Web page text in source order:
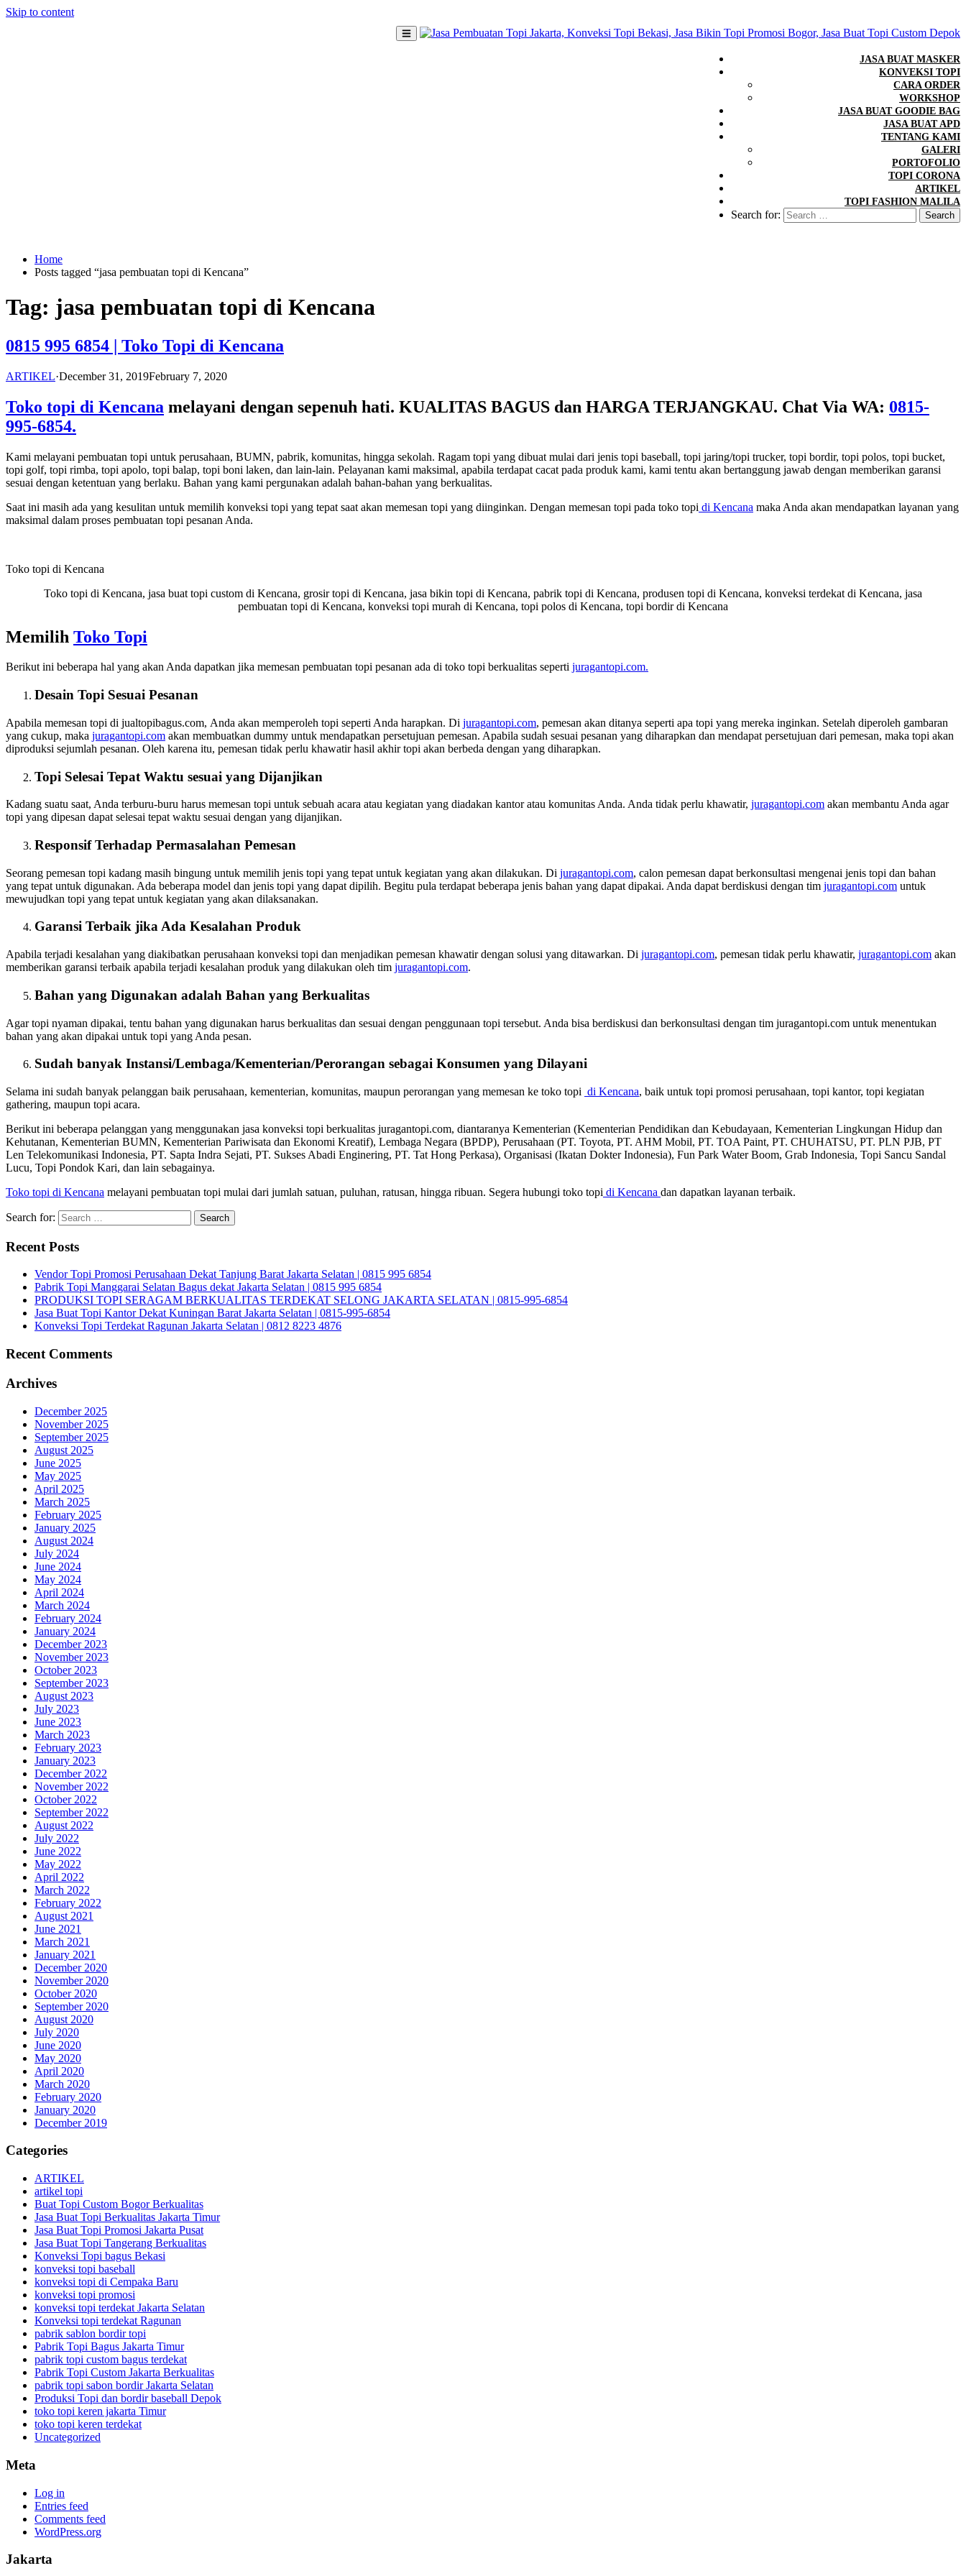
Skip to content
JASA BUAT MASKER
KONVEKSI TOPI
CARA ORDER
WORKSHOP
JASA BUAT GOODIE BAG
JASA BUAT APD
TENTANG KAMI
GALERI
PORTOFOLIO
TOPI CORONA
ARTIKEL
TOPI FASHION MALILA
Search for:
Home
Posts tagged “jasa pembuatan topi di Kencana”
Tag: jasa pembuatan topi di Kencana
0815 995 6854 | Toko Topi di Kencana
ARTIKEL·December 31, 2019February 7, 2020
Toko topi di Kencana melayani dengan sepenuh hati. KUALITAS BAGUS dan HARGA TERJANGKAU. Chat Via WA: 0815-
995-6854.
Kami melayani pembuatan topi untuk perusahaan, BUMN, pabrik, komunitas, hingga sekolah. Ragam topi yang dibuat mulai dari jenis topi baseball, topi jaring/topi trucker, topi bordir, topi polos, topi bucket,
topi golf, topi rimba, topi apolo, topi balap, topi boni laken, dan lain-lain. Pelayanan kami maksimal, apabila terdapat cacat pada produk kami, kami tentu akan bertanggung jawab dengan memberikan garansi
sesuai dengan ketentuan yang berlaku. Bahan yang kami pergunakan adalah bahan-bahan yang berkualitas.
Saat ini masih ada yang kesulitan untuk memilih konveksi topi yang tepat saat akan memesan topi yang diinginkan. Dengan memesan topi pada toko topi di Kencana maka Anda akan mendapatkan layanan yang
maksimal dalam proses pembuatan topi pesanan Anda.
Toko topi di Kencana
Toko topi di Kencana, jasa buat topi custom di Kencana, grosir topi di Kencana, jasa bikin topi di Kencana, pabrik topi di Kencana, produsen topi di Kencana, konveksi terdekat di Kencana, jasa
pembuatan topi di Kencana, konveksi topi murah di Kencana, topi polos di Kencana, topi bordir di Kencana
Memilih Toko Topi
Berikut ini beberapa hal yang akan Anda dapatkan jika memesan pembuatan topi pesanan ada di toko topi berkualitas seperti juragantopi.com.
Desain Topi Sesuai Pesanan
Apabila memesan topi di jualtopibagus.com, Anda akan memperoleh topi seperti Anda harapkan. Di juragantopi.com, pemesan akan ditanya seperti apa topi yang mereka inginkan. Setelah diperoleh gambaran
yang cukup, maka juragantopi.com akan membuatkan dummy untuk mendapatkan persetujuan pemesan. Apabila sudah sesuai pesanan yang diharapkan dan mendapat persetujuan dari pemesan, maka topi akan
diproduksi sejumlah pesanan. Oleh karena itu, pemesan tidak perlu khawatir hasil akhir topi akan berbeda dengan yang diharapkan.
Topi Selesai Tepat Waktu sesuai yang Dijanjikan
Kadang suatu saat, Anda terburu-buru harus memesan topi untuk sebuah acara atau kegiatan yang diadakan kantor atau komunitas Anda. Anda tidak perlu khawatir, juragantopi.com akan membantu Anda agar
topi yang dipesan dapat selesai tepat waktu sesuai dengan yang dijanjikan.
Responsif Terhadap Permasalahan Pemesan
Seorang pemesan topi kadang masih bingung untuk memilih jenis topi yang tepat untuk kegiatan yang akan dilakukan. Di juragantopi.com, calon pemesan dapat berkonsultasi mengenai jenis topi dan bahan
yang tepat untuk digunakan. Ada beberapa model dan jenis topi yang dapat dipilih. Begitu pula terdapat beberapa jenis bahan yang dapat dipakai. Anda dapat berdiskusi dengan tim juragantopi.com untuk
mewujudkan topi yang tepat untuk kegiatan yang akan dilaksanakan.
Garansi Terbaik jika Ada Kesalahan Produk
Apabila terjadi kesalahan yang diakibatkan perusahaan konveksi topi dan menjadikan pemesan khawatir dengan solusi yang ditawarkan. Di juragantopi.com, pemesan tidak perlu khawatir, juragantopi.com akan
memberikan garansi terbaik apabila terjadi kesalahan produk yang dilakukan oleh tim juragantopi.com.
Bahan yang Digunakan adalah Bahan yang Berkualitas
Agar topi nyaman dipakai, tentu bahan yang digunakan harus berkualitas dan sesuai dengan penggunaan topi tersebut. Anda bisa berdiskusi dan berkonsultasi dengan tim juragantopi.com untuk menentukan
bahan yang akan dipakai untuk topi yang Anda pesan.
Sudah banyak Instansi/Lembaga/Kementerian/Perorangan sebagai Konsumen yang Dilayani
Selama ini sudah banyak pelanggan baik perusahaan, kementerian, komunitas, maupun perorangan yang memesan ke toko topi di Kencana, baik untuk topi promosi perusahaan, topi kantor, topi kegiatan
gathering, maupun topi acara.
Berikut ini beberapa pelanggan yang menggunakan jasa konveksi topi berkualitas juragantopi.com, diantaranya Kementerian (Kementerian Pendidikan dan Kebudayaan, Kementerian Lingkungan Hidup dan
Kehutanan, Kementerian BUMN, Kementerian Pariwisata dan Ekonomi Kreatif), Lembaga Negara (BPDP), Perusahaan (PT. Toyota, PT. AHM Mobil, PT. TOA Paint, PT. CHUHATSU, PT. PLN PJB, PT
Len Telekomunikasi Indonesia, PT. Sapta Indra Sejati, PT. Sukses Abadi Enginering, PT. Tat Hong Perkasa), Organisasi (Ikatan Dokter Indonesia), Fun Park Water Boom, Grab Indonesia, Topi Sancu Sandal
Lucu, Topi Pondok Kari, dan lain sebagainya.
Toko topi di Kencana melayani pembuatan topi mulai dari jumlah satuan, puluhan, ratusan, hingga ribuan. Segera hubungi toko topi di Kencana dan dapatkan layanan terbaik.
Search for:
Recent Posts
Vendor Topi Promosi Perusahaan Dekat Tanjung Barat Jakarta Selatan | 0815 995 6854
Pabrik Topi Manggarai Selatan Bagus dekat Jakarta Selatan | 0815 995 6854
PRODUKSI TOPI SERAGAM BERKUALITAS TERDEKAT SELONG JAKARTA SELATAN | 0815-995-6854
Jasa Buat Topi Kantor Dekat Kuningan Barat Jakarta Selatan | 0815-995-6854
Konveksi Topi Terdekat Ragunan Jakarta Selatan | 0812 8223 4876
Recent Comments
Archives
December 2025
November 2025
September 2025
August 2025
June 2025
May 2025
April 2025
March 2025
February 2025
January 2025
August 2024
July 2024
June 2024
May 2024
April 2024
March 2024
February 2024
January 2024
December 2023
November 2023
October 2023
September 2023
August 2023
July 2023
June 2023
March 2023
February 2023
January 2023
December 2022
November 2022
October 2022
September 2022
August 2022
July 2022
June 2022
May 2022
April 2022
March 2022
February 2022
August 2021
June 2021
March 2021
January 2021
December 2020
November 2020
October 2020
September 2020
August 2020
July 2020
June 2020
May 2020
April 2020
March 2020
February 2020
January 2020
December 2019
Categories
ARTIKEL
artikel topi
Buat Topi Custom Bogor Berkualitas
Jasa Buat Topi Berkualitas Jakarta Timur
Jasa Buat Topi Promosi Jakarta Pusat
Jasa Buat Topi Tangerang Berkualitas
Konveksi Topi bagus Bekasi
konveksi topi baseball
konveksi topi di Cempaka Baru
konveksi topi promosi
konveksi topi terdekat Jakarta Selatan
Konveksi topi terdekat Ragunan
pabrik sablon bordir topi
Pabrik Topi Bagus Jakarta Timur
pabrik topi custom bagus terdekat
Pabrik Topi Custom Jakarta Berkualitas
pabrik topi sabon bordir Jakarta Selatan
Produksi Topi dan bordir baseball Depok
toko topi keren jakarta Timur
toko topi keren terdekat
Uncategorized
Meta
Log in
Entries feed
Comments feed
WordPress.org
Jakarta